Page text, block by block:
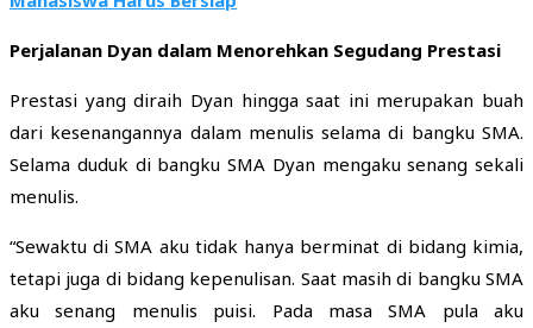
Perjalanan Dyan dalam Menorehkan Segudang Prestasi
Prestasi yang diraih Dyan hingga saat ini merupakan buah
dari kesenangannya dalam menulis selama di bangku SMA.
Selama duduk di bangku SMA Dyan mengaku senang sekali
menulis.
“Sewaktu di SMA aku tidak hanya berminat di bidang kimia,
tetapi juga di bidang kepenulisan. Saat masih di bangku SMA
aku senang menulis puisi. Pada masa SMA pula aku